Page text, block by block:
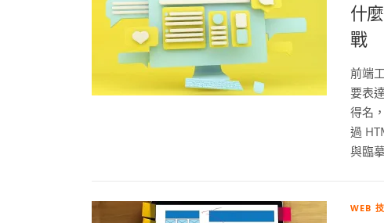
什
戰
前端
要表
得名
過
與臨
WEB